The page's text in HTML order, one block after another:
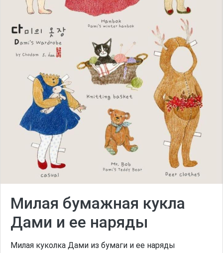
Милая бумажная кукла
Дами и ее наряды
Милая куколка Дами из бумаги и ее наряды